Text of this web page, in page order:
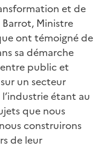
et de
Ministre
ont témoigné de
sa démarche
public et
un secteur
étant au
que nous
construirons
de leur